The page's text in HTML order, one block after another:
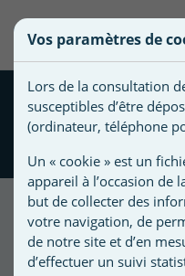
ESR 200
une
liste
Nom de
d'envies
Vous
devez
être
connecté
pour
ajouter
des
produits
à
votre
liste
Vos paramètres de
Lors de la consultation
susceptibles d’être
(ordinateur, téléphone
Un « cookie » est un
appareil à l’occasion de
but de collecter des
votre navigation, de
de notre site et d’en
d’effectuer un suivi